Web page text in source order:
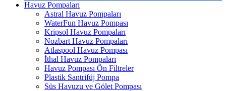
Havuz Pompaları
Astral Havuz Pompaları
WaterFun Havuz Pompası
Kripsol Havuz Pompaları
Nozbart Havuz Pompaları
Atlaspool Havuz Pompası
İthal Havuz Pompaları
Havuz Pompası Ön Filtreler
Plastik Santrifüj Pompa
Süs Havuzu ve Gölet Pompası